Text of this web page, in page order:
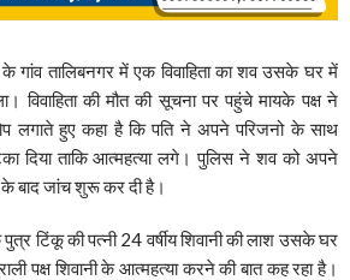
गांव तालिबनगर में एक विवाहिता का शव उसके घर में
विवाहिता की मौत की सूचना पर पहुंचे मायके पक्ष ने
लगाते हुए कहा है कि पति ने अपने परिजनो के साथ
दिया ताकि आत्महत्या लगे। पुलिस ने शव को अपने
बाद जांच शुरू कर दी है।
पुत्र टिंकू की पत्नी 24 वर्षीय शिवानी की लाश उसके घर
पक्ष शिवानी के आत्महत्या करने की बात कह रहा है।